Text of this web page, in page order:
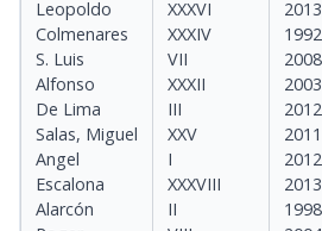
Leopoldo
Colmenares
S. Luis
Alfonso
De Lima
Salas, Miguel
Angel
Escalona
Alarcón
XXXVI
XXXIV
VII
XXXII
III
XXV
I
XXXVIII
II
2013
1992
2008
2003
2012
2011
2012
2013
1998